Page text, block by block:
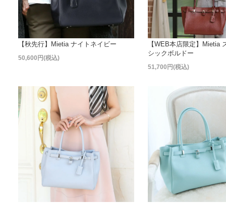
【秋先行】Mietia ナイトネイビー
50,600円(税込)
【WEB本店限定】Mietia
シックボルドー
51,700円(税込)